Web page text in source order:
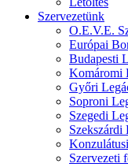
Szervezetünk
O.E.V.E.
Európai
Budapesti
Komáromi
Győri
Soproni
Szegedi
Szekszárdi
Szervezeti